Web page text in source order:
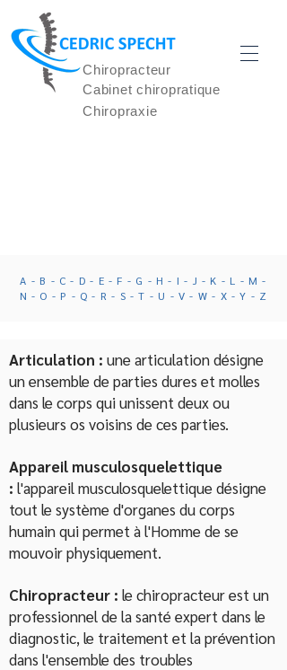
Chiropracteur
Cabinet chiropratique
Chiropraxie
A - B - C - D - E - F - G - H - I - J - K - L - M -
N - O - P - Q - R - S -T - U - V - W - X - Y - Z
Articulation : une articulation désigne
un ensemble de parties dures et molles
dans le corps qui unissent deux ou
plusieurs os voisins de ces parties.
Appareil musculosquelettique
: l'appareil musculosquelettique désigne
tout le système d'organes du corps
humain qui permet à l'Homme de se
mouvoir physiquement.
Chiropracteur : le chiropracteur est un
professionnel de la santé expert dans le
diagnostic, le traitement et la prévention
dans l'ensemble des troubles